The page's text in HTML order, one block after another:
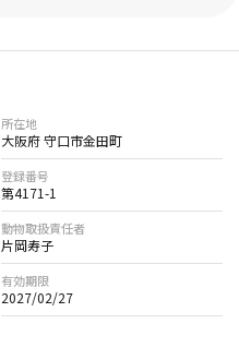
所在地
大阪府 守口市金田町
登録番号
第4171-1
動物取扱責任者
片岡寿子
有効期限
2027/02/27